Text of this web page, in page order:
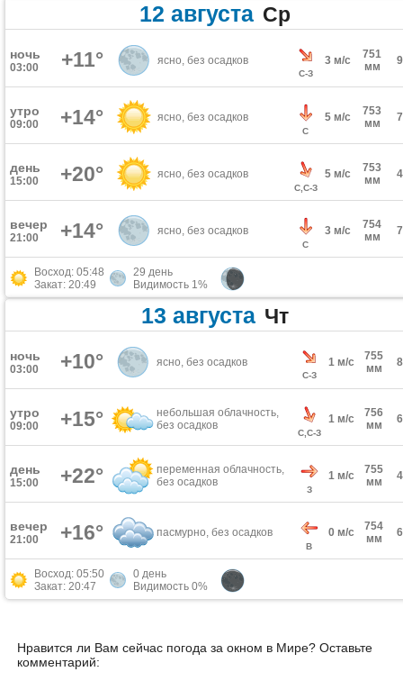
12 августа Ср
ночь
03:00 +11° ясно, без осадков
С-З
3 м/с
751
мм
утро
09:00 +14° ясно, без осадков
С
5 м/с
753
мм
день
15:00 +20° ясно, без осадков
С,С-З
5 м/с
753
мм
вечер
21:00 +14° ясно, без осадков
С
3 м/с
754
мм
Восход: 05:48
Закат: 20:49
29 день
Видимость 1%
13 августа Чт
ночь
03:00 +10° ясно, без осадков
С-З
1 м/с
755
мм
утро
09:00 +15°
небольшая облачность,
без осадков
С,С-З
1 м/с
756
мм
день
15:00 +22°
переменная облачность,
без осадков
З
1 м/с
755
мм
вечер
21:00 +16° пасмурно, без осадков
В
0 м/с
754
мм
Восход: 05:50
Закат: 20:47
0 день
Видимость 0%
Нравится ли Вам сейчас погода за окном в Мире? Оставьте
комментарий: